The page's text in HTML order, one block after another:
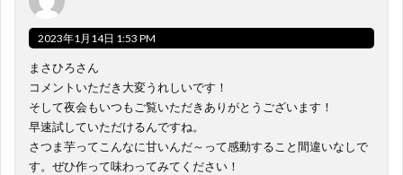
2023年1月14日 1:53 PM
まさひろさん
コメントいただき大変うれしいです！
そして夜会もいつもご覧いただきありがとうございます！
早速試していただけるんですね。
さつま芋ってこんなに甘いんだ～って感動すること間違いなしで
す。ぜひ作って味わってみてください！